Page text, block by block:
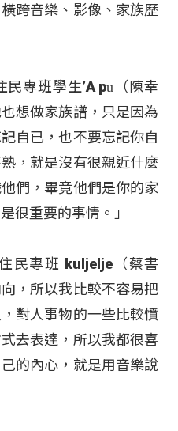
跨音樂、影像、家族歷
專班學生’A pʉ（陳幸
想做家族譜，只是因為
自已，也不要忘記你自
，就是沒有很親近什麼
們，畢竟他們是你的家
很重要的事情。」
民專班 kuljelje（蔡書
，所以我比較不容易把
對人事物的一些比較憤
去表達，所以我都很喜
的內心，就是用音樂說